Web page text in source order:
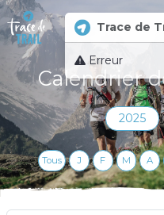
Calendrier
2025
Tous J F M A
Trace de
Erreur